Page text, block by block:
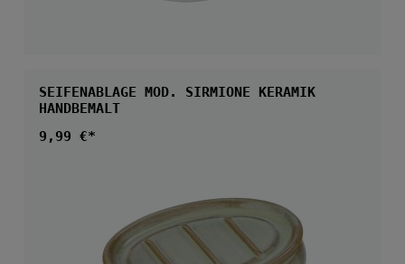
SEIFENABLAGE MOD. SIRMIONE KERAMIK
HANDBEMALT
Regulärer Preis:
9,99 €*